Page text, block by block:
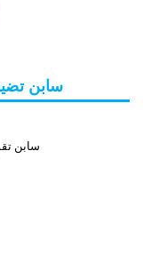
سابن تضيف 3 خطوط
سابن تقوم